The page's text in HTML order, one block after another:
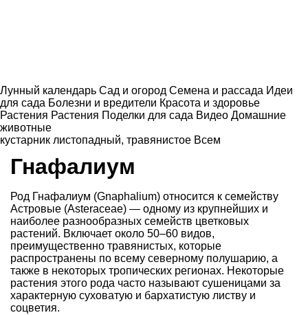
Лунный календарь Сад и огород Семена и рассада Идеи
для сада Болезни и вредители Красота и здоровье
Растения Растения Поделки для сада Видео Домашние
животные
кустарник листопадный, травянистое Всем
Гнафалиум
Род Гнафалиум (Gnaphalium) относится к семейству
Астровые (Asteraceae) — одному из крупнейших и
наиболее разнообразных семейств цветковых
растений. Включает около 50–60 видов,
преимущественно травянистых, которые
распространены по всему северному полушарию, а
также в некоторых тропических регионах. Некоторые
растения этого рода часто называют сушеницами за
характерную суховатую и бархатистую листву и
соцветия.